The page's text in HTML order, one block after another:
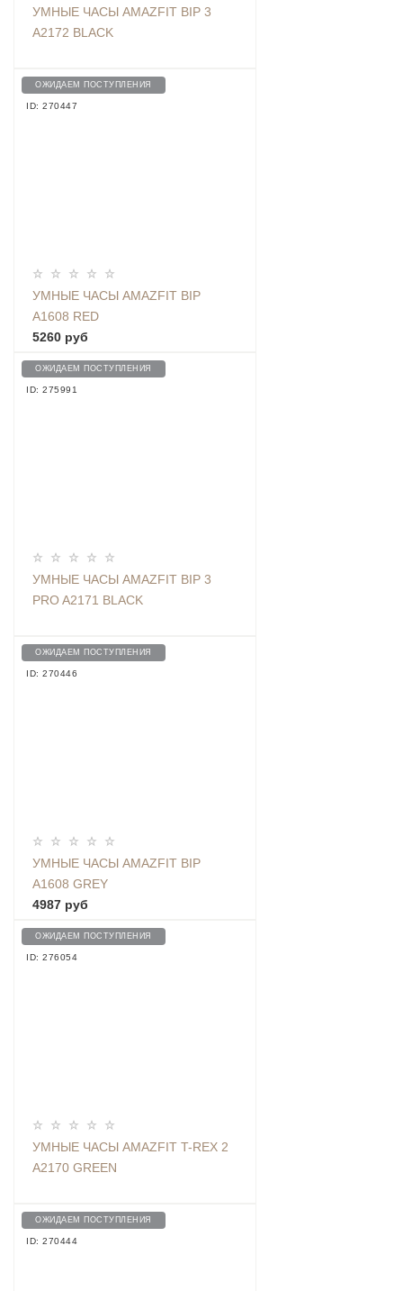
УМНЫЕ ЧАСЫ AMAZFIT BIP 3
A2172 BLACK
ОЖИДАЕМ ПОСТУПЛЕНИЯ
ID: 270447
УМНЫЕ ЧАСЫ AMAZFIT BIP
A1608 RED
5260 руб
ОЖИДАЕМ ПОСТУПЛЕНИЯ
ID: 275991
УМНЫЕ ЧАСЫ AMAZFIT BIP 3
PRO A2171 BLACK
ОЖИДАЕМ ПОСТУПЛЕНИЯ
ID: 270446
УМНЫЕ ЧАСЫ AMAZFIT BIP
A1608 GREY
4987 руб
ОЖИДАЕМ ПОСТУПЛЕНИЯ
ID: 276054
УМНЫЕ ЧАСЫ AMAZFIT T-REX 2
A2170 GREEN
ОЖИДАЕМ ПОСТУПЛЕНИЯ
ID: 270444